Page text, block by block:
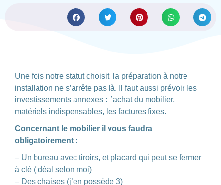
Une fois notre statut choisit, la préparation à notre
installation ne s’arrête pas là. Il faut aussi prévoir les
investissements annexes : l’achat du mobilier,
matériels indispensables, les factures fixes.
Concernant le mobilier il vous faudra
obligatoirement :
– Un bureau avec tiroirs, et p lacard qui peut se fermer
à clé (idéal selon moi)
– Des chaises (j’en possède 3)